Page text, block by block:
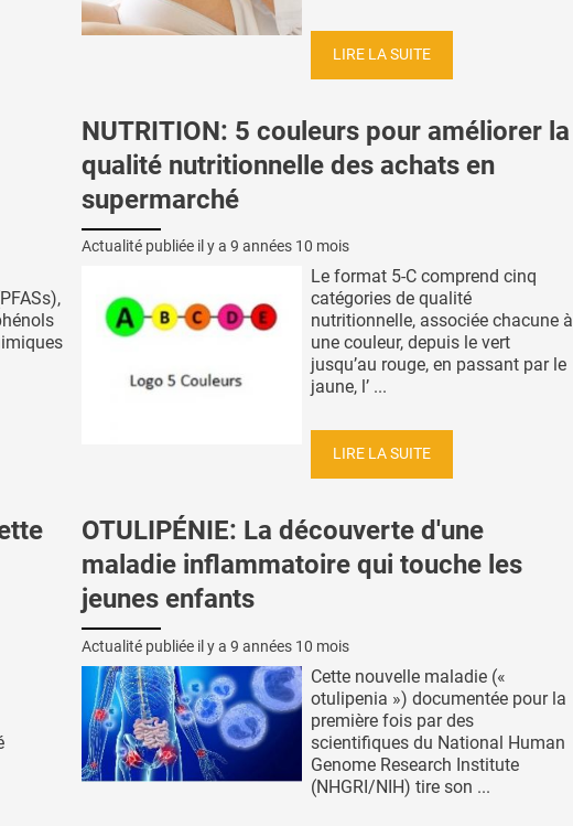
LIRE LA SUITE
NUTRITION: 5 couleurs pour améliorer la
qualité nutritionnelle des achats en
supermarché
Actualité publiée il y a 9 années 10 mois
Le format 5-C comprend cinq
catégories de qualité
nutritionnelle, associée chacune à
une couleur, depuis le vert
jusqu’au rouge, en passant par le
jaune, l’ ...
LIRE LA SUITE
OTULIPÉNIE: La découverte d'une
maladie inflammatoire qui touche les
jeunes enfants
Actualité publiée il y a 9 années 10 mois
Cette nouvelle maladie («
otulipenia ») documentée pour la
première fois par des
scientifiques du National Human
Genome Research Institute
(NHGRI/NIH) tire son ...